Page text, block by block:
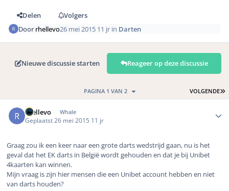
Delen
Volgers
Doorrhellevo26 mei 2015 11 jr in Darten
Nieuwe discussie starten Reageer op deze discussie
VOLGENDE
PAGINA 1 VAN 2
rhellevo Whale
Geplaatst 26 mei 2015 11 jr
Graag zou ik een keer naar een grote darts wedstrijd gaan, nu is het
geval dat het EK darts in België wordt gehouden en dat je bij Unibet
4kaarten kan winnen.
Mijn vraag is zijn hier mensen die een Unibet account hebben en niet
van darts houden?